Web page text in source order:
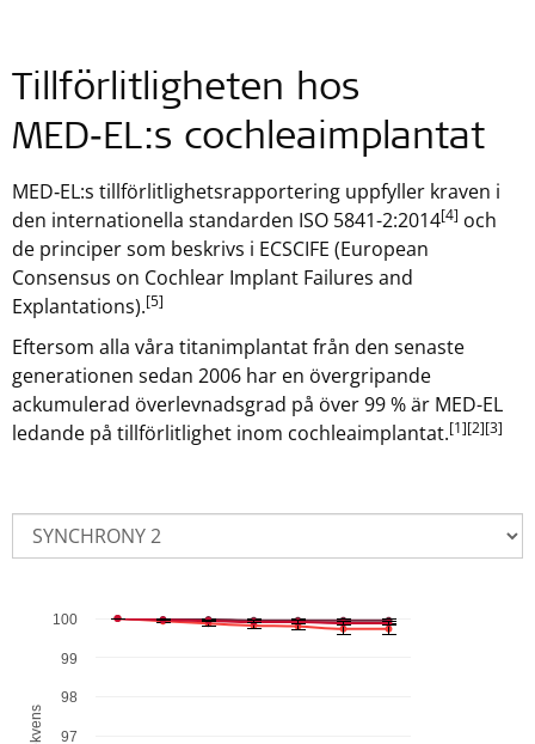
Tillförlitligheten hos
MED‑EL:s cochleaimplantat
MED‑EL:s tillförlitlighetsrapportering uppfyller kraven i
den internationella standarden ISO 5841-2:2014[4] och
de principer som beskrivs i ECSCIFE (European
Consensus on Cochlear Implant Failures and
Explantations).[5]
Eftersom alla våra titanimplantat från den senaste
generationen sedan 2006 har en övergripande
ackumulerad överlevnadsgrad på över 99 % är MED-EL
ledande på tillförlitlighet inom cochleaimplantat.[1][2][3]
Combination chart with 6 data series.
The chart has 1 X axis displaying Tid i år.
The chart has 1 Y axis displaying % Kumulativ
97
98
99
100